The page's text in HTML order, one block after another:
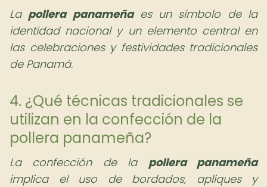
La pollera panameñaes un símbolo de la
identidad nacional y un elemento central en
las celebraciones y festividades tradicionales
de Panamá.
4. ¿Qué técnicas tradicionales se
utilizan en la confección de la
pollera panameña?
La confección de la pollera panameña
implica el uso de bordados, apliques y